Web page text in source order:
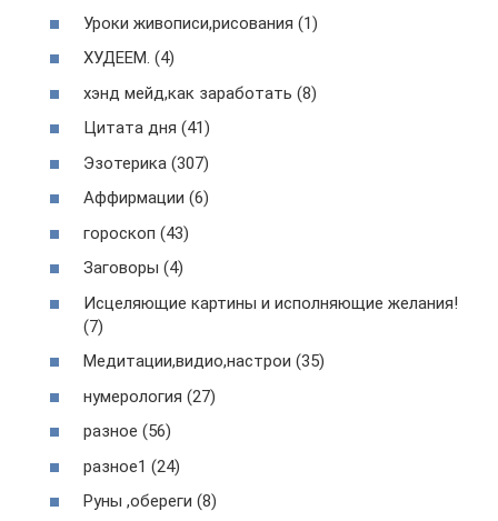
Уроки живописи,рисования (1)
ХУДЕЕМ. (4)
хэнд мейд,как заработать (8)
Цитата дня (41)
Эзотерика (307)
Аффирмации (6)
гороскоп (43)
Заговоры (4)
Исцеляющие картины и исполняющие желания!
(7)
Медитации,видио,настрои (35)
нумерология (27)
разное (56)
разное1 (24)
Руны ,обереги (8)